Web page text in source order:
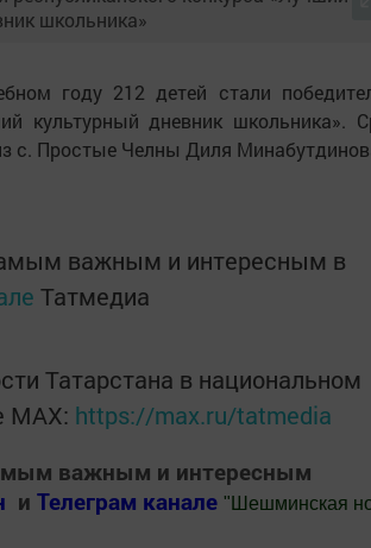
году 212 детей стали
культурный дневник школьника».
с. Простые Челны Диля
важным и интересным в
Татмедиа
Татарстана в национальном
MАХ: https://max.ru/tatmedia
важным и интересным
и Телеграм канале " Шешминская